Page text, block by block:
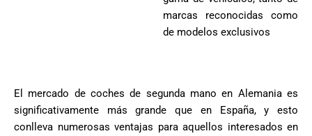
marcas reconocidas como
de modelos exclusivos
El mercado de coches de segunda mano en Alemania es
significativamente más grande que en España, y esto
conlleva numerosas ventajas para aquellos interesados en